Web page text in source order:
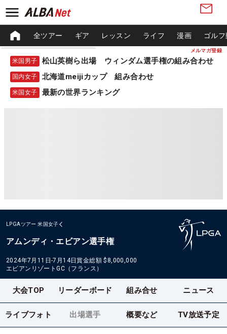
メルマガ登録
全ツアー ギア レッスン ライフ 漫画 ゴル
米国男子 松山英樹ら出場 ウィンダム選手権の組み合わせ
国内女子 北海道meijiカップ 組み合わせ
米国女子 最新の世界ランキング
LPGAツアー 米国女子
アムンディ・エビアン選手権
2024年7月11日-7月14日賞金総額 $8,000,000
エビアンリゾートGC（フランス）
大会TOP リーダーボード 組み合せ ニュース
ライブフォト 出場選手 概要など TV放送予定